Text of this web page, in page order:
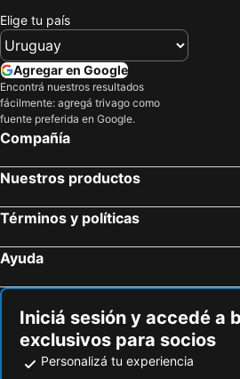
Four Points by Sheraton Josun, Seoul Station
Mercure Ambassador Seoul Hongdae
Lotte City Hotel Myeongdong
New World Hotel
24 Guesthouse Seoul Station
Wow Hills Guest House
Elige tu país
Agregar en Google
Encontrá nuestros resultados
fácilmente: agregá trivago como
fuente preferida en Google.
Compañía
Nuestros productos
Términos y políticas
Ayuda
Iniciá sesión y accedé a
exclusivos para socios
Personalizá tu experiencia